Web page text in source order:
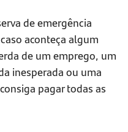
de emergência
aconteça algum
de um emprego, um
inesperada ou uma
pagar todas as